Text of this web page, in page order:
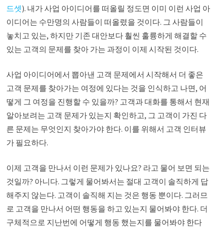
드셋). 내가 사업 아이디어를 떠올릴 정도면 이미 이런 사업 아
이디어는 수만명의 사람들이 떠올렸을 것이다. 그 사람들이
놓치고 있는, 하지만 기존 대안보다 훨씬 훌륭하게 해결할 수
있는 고객의 문제를 찾아 가는 과정이 이제 시작된 것이다.
사업 아이디어에서 뽑아낸 고객 문제에서 시작해서 더 좋은
고객 문제를 찾아가는 여정에 있다는 것을 인식하고 나면, 어
떻게 그 여정을 진행할 수 있을까? 고객과 대화를 통해서 현재
알아보려는 고객 문제가 있는지 확인하고, 그 고객이 가진 다
른 문제는 무엇인지 찾아가야 한다. 이를 위해서 고객 인터뷰
가 필요하다.
이제 고객을 만나서 이런 문제가 있나요? 라고 물어 보면 되는
것일까? 아니다. 그렇게 물어봐서는 절대 고객이 솔직하게 답
해주지 않는다. 고객이 솔직해 지는 것은 행동 뿐이다. 그러므
로 고객을 만나서 어떤 행동을 하고 있는지 물어봐야 한다. 더
구체적으로 지난번에 어떻게 행동 했는지를 물어봐야 한다